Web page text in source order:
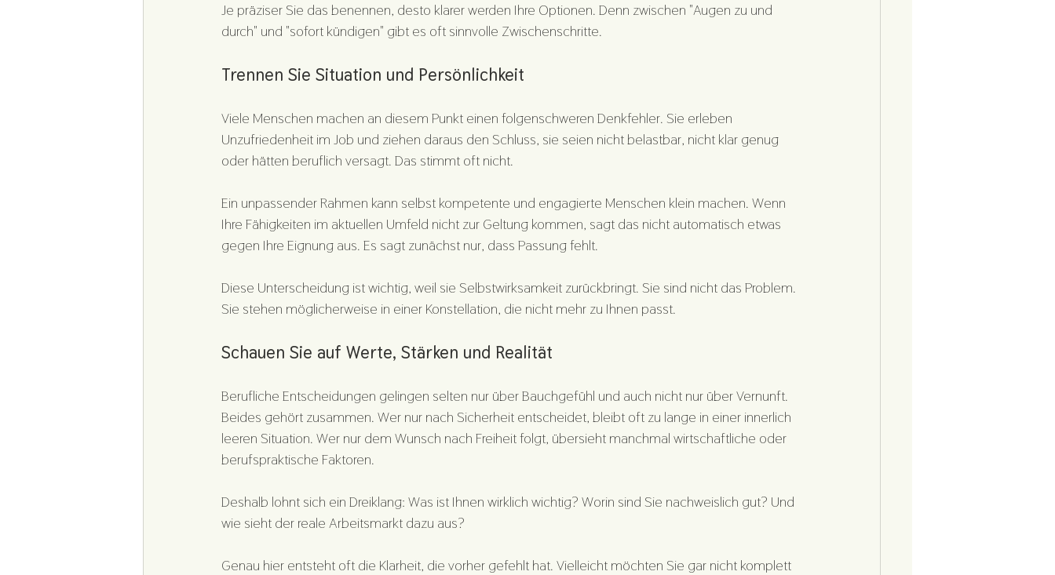
Je präziser Sie das benennen, desto klarer werden Ihre Optionen. Denn zwischen "Augen zu und
durch" und "sofort kündigen" gibt es oft sinnvolle Zwischenschritte.
Trennen Sie Situation und Persönlichkeit
Viele Menschen machen an diesem Punkt einen folgenschweren Denkfehler. Sie erleben
Unzufriedenheit im Job und ziehen daraus den Schluss, sie seien nicht belastbar, nicht klar genug
oder hätten beruflich versagt. Das stimmt oft nicht.
Ein unpassender Rahmen kann selbst kompetente und engagierte Menschen klein machen. Wenn
Ihre Fähigkeiten im aktuellen Umfeld nicht zur Geltung kommen, sagt das nicht automatisch etwas
gegen Ihre Eignung aus. Es sagt zunächst nur, dass Passung fehlt.
Diese Unterscheidung ist wichtig, weil sie Selbstwirksamkeit zurückbringt. Sie sind nicht das Problem.
Sie stehen möglicherweise in einer Konstellation, die nicht mehr zu Ihnen passt.
Schauen Sie auf Werte, Stärken und Realität
Berufliche Entscheidungen gelingen selten nur über Bauchgefühl und auch nicht nur über Vernunft.
Beides gehört zusammen. Wer nur nach Sicherheit entscheidet, bleibt oft zu lange in einer innerlich
leeren Situation. Wer nur dem Wunsch nach Freiheit folgt, übersieht manchmal wirtschaftliche oder
berufspraktische Faktoren.
Deshalb lohnt sich ein Dreiklang: Was ist Ihnen wirklich wichtig? Worin sind Sie nachweislich gut? Und
wie sieht der reale Arbeitsmarkt dazu aus?
Genau hier entsteht oft die Klarheit, die vorher gefehlt hat. Vielleicht möchten Sie gar nicht komplett